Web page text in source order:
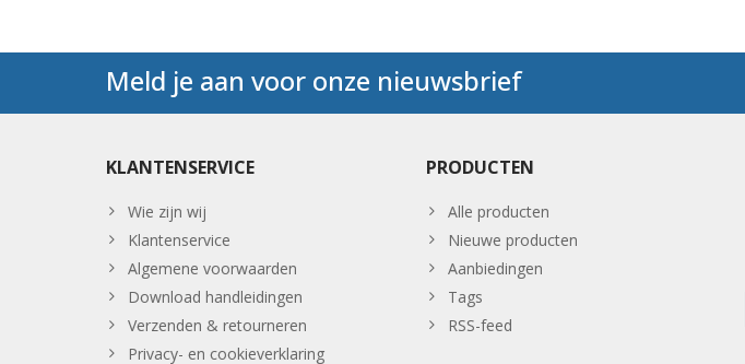
Meld je aan voor onze nieuwsbrief
KLANTENSERVICE
Wie zijn wij
Klantenservice
Algemene voorwaarden
Download handleidingen
Verzenden & retourneren
Privacy- en cookieverklaring
PRODUCTEN
Alle producten
Nieuwe producten
Aanbiedingen
Tags
RSS-feed